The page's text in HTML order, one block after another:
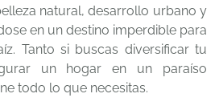
natural, desarrollo urbano y
en un destino imperdible para
Tanto si buscas diversificar tu
un hogar en un paraíso
todo lo que necesitas.